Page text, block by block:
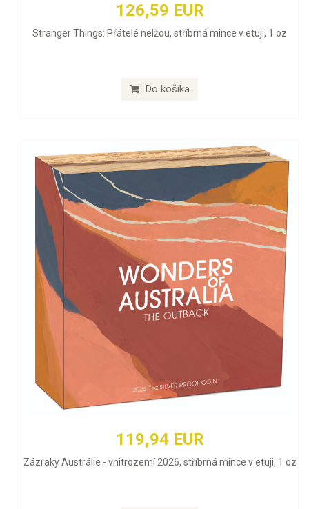
126,59 EUR
Stranger Things: Přátelé nelžou, stříbrná mince v etuji, 1 oz
Do košíka
119,94 EUR
Zázraky Austrálie - vnitrozemí 2026, stříbrná mince v etuji, 1 oz